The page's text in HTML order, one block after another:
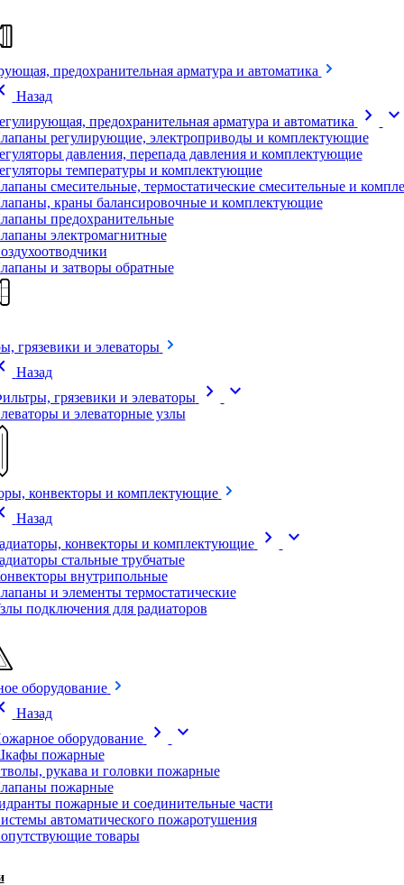
предохранительная арматура и автоматика
Назад
предохранительная арматура и автоматика
chevron_right expand_more
регулирующие, электроприводы и комплектующие
давления, перепада давления и комплектующие
температуры и комплектующие
смесительные, термостатические смесительные и
краны балансировочные и комплектующие
предохранительные
электромагнитные
и затворы обратные
грязевики и элеваторы
Назад
грязевики и элеваторы
chevron_right expand_more
и элеваторные узлы
конвекторы и комплектующие
Назад
конвекторы и комплектующие
chevron_right expand_more
стальные трубчатые
внутрипольные
и элементы термостатические
подключения для радиаторов
оборудование
Назад
оборудование
chevron_right expand_more
пожарные
рукава и головки пожарные
пожарные
пожарные и соединительные части
автоматического пожаротушения
товары